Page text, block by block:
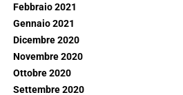
Febbraio 2021
Gennaio 2021
Dicembre 2020
Novembre 2020
Ottobre 2020
Settembre 2020